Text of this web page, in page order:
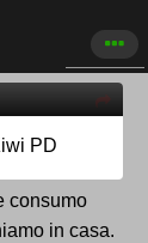
PD
consumo
in casa.